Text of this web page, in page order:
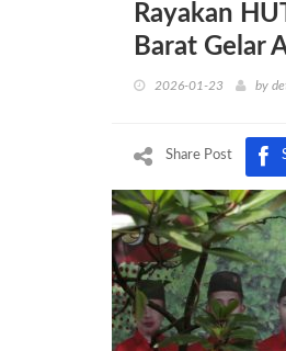
Rayakan
Barat Gelar
2026-01-23 by
Share Post